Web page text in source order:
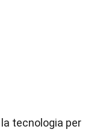
tecnologia per